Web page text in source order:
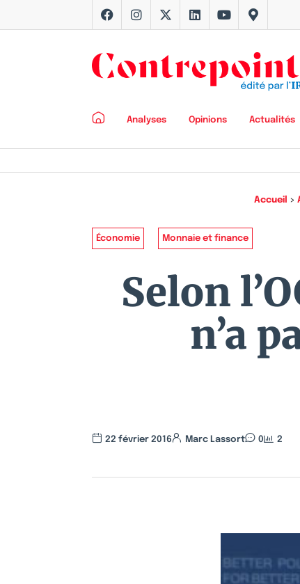
Analyses Opinions Actualités
Accueil >
Économie Monnaie et finance
Selon
n’a
22 février 2016 Marc Lassort 0 2